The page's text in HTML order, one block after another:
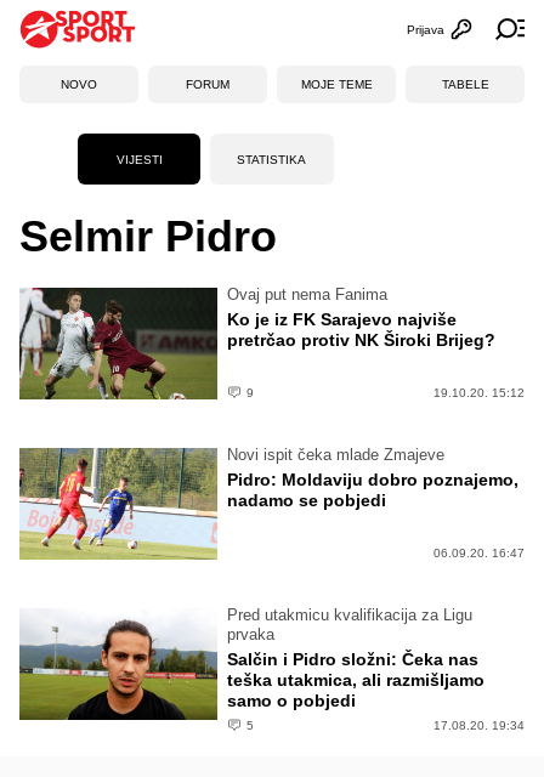
Otvori
Prijava
NOVO FORUM MOJE TEME TABELE
VIJESTI STATISTIKA
Selmir Pidro
Ovaj put nema Fanima
Ko je iz FK Sarajevo najviše
pretrčao protiv NK Široki Brijeg?
9 19.10.20. 15:12
Novi ispit čeka mlade Zmajeve
Pidro: Moldaviju dobro poznajemo,
nadamo se pobjedi
06.09.20. 16:47
Pred utakmicu kvalifikacija za Ligu
prvaka
Salčin i Pidro složni: Čeka nas
teška utakmica, ali razmišljamo
samo o pobjedi
5 17.08.20. 19:34